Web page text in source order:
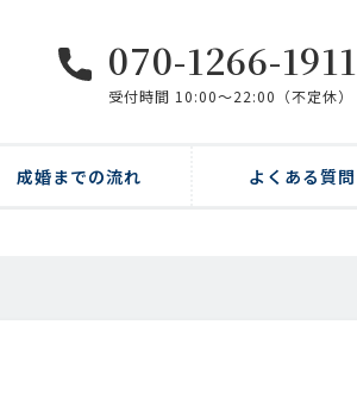
070-1266-1911
受付時間 10:00〜22:00（不定休）
成婚までの流れ よくある質問